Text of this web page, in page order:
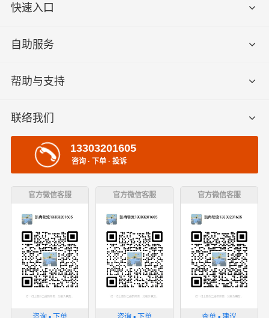
快速入口
自助服务
帮助与支持
联络我们
13303201605
咨询 · 下单 · 投诉
官方微信客服 官方微信客服 官方微信客服